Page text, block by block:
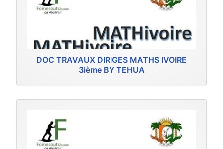
DOC TRAVAUX DIRIGES MATHS IVOIRE
3ième BY TEHUA